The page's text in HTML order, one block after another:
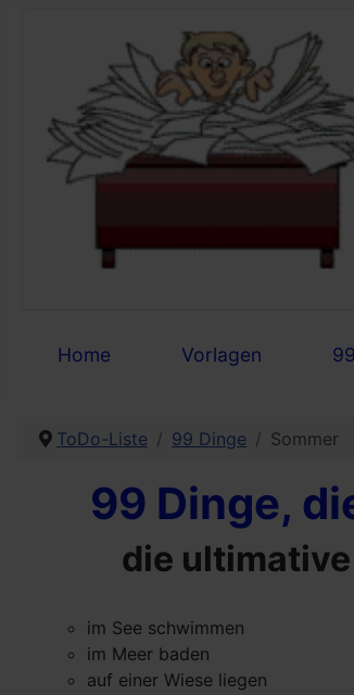
Home Vorlagen
ToDo-Liste 99 Dinge Sommer
99 Dinge,
die
im See schwimmen
im Meer baden
auf einer Wiese liegen